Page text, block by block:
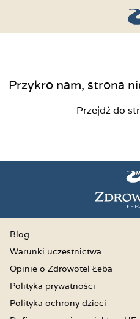
Przykro nam, strona
Przejdź do
Blog
Warunki uczestnictwa
Opinie o Zdrowotel Łeba
Polityka prywatności
Polityka ochrony dzieci